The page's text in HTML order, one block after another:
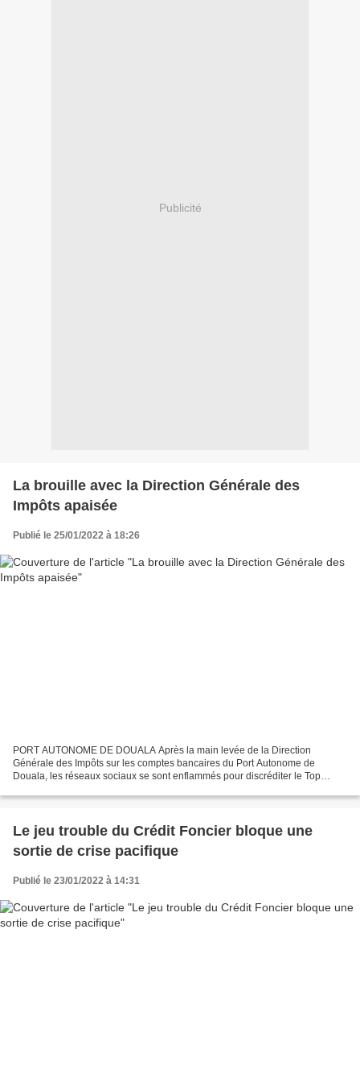
Publicité
La brouille avec la Direction Générale des
Impôts apaisée
Publié le 25/01/2022 à 18:26
PORT AUTONOME DE DOUALA Après la main levée de la Direction
Générale des Impôts sur les comptes bancaires du Port Autonome de
Douala, les réseaux sociaux se sont enflammés pour discréditer le Top
Le jeu trouble du Crédit Foncier bloque une
sortie de crise pacifique
Publié le 23/01/2022 à 14:31